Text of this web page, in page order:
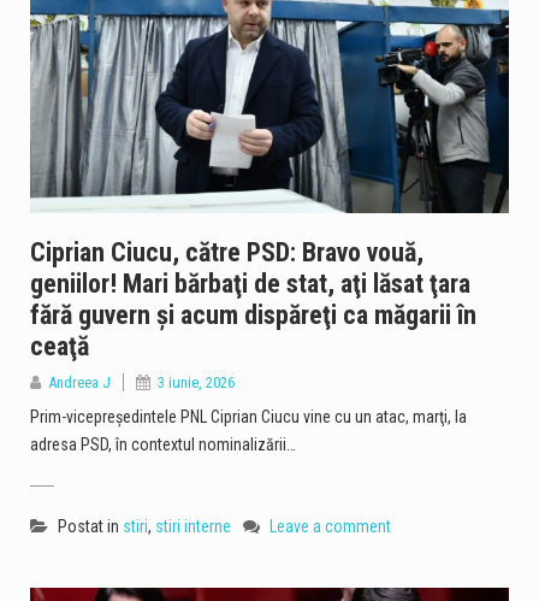
Ciprian Ciucu, către PSD: Bravo vouă,
geniilor! Mari bărbaţi de stat, aţi lăsat ţara
fără guvern şi acum dispăreţi ca măgarii în
ceaţă
Andreea J 3 iunie, 2026
Prim-vicepreşedintele PNL Ciprian Ciucu vine cu un atac, marţi, la
adresa PSD, în contextul nominalizării…
Postat in stiri, stiri interne Leave a comment